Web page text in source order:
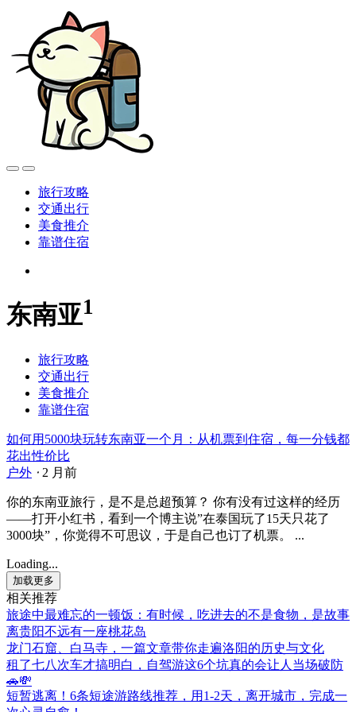
旅行攻略
交通出行
美食推介
靠谱住宿
东南亚1
旅行攻略
交通出行
美食推介
靠谱住宿
如何用5000块玩转东南亚一个月：从机票到住宿，每一分钱都
花出性价比
户外 ⋅ 2 月前
你的东南亚旅行，是不是总超预算？ 你有没有过这样的经历
——打开小红书，看到一个博主说”在泰国玩了15天只花了
3000块”，你觉得不可思议，于是自己也订了机票。 ...
Loading...
加载更多
相关推荐
旅途中最难忘的一顿饭：有时候，吃进去的不是食物，是故事
离贵阳不远有一座桃花岛
龙门石窟、白马寺，一篇文章带你走遍洛阳的历史与文化
租了七八次车才搞明白，自驾游这6个坑真的会让人当场破防
🚗💸
短暂逃离！6条短途游路线推荐，用1-2天，离开城市，完成一